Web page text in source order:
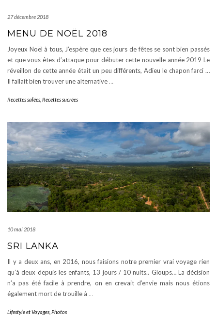
27 décembre 2018
MENU DE NOËL 2018
Joyeux Noël à tous, J’espère que ces jours de fêtes se sont bien passés
et que vous êtes d’attaque pour débuter cette nouvelle année 2019 Le
réveillon de cette année était un peu différents, Adieu le chapon farci …
Il fallait bien trouver une alternative …
Recettes salées Recettes sucrées
10 mai 2018
SRI LANKA
Il y a deux ans, en 2016, nous faisions notre premier vrai voyage rien
qu’à deux depuis les enfants, 13 jours / 10 nuits.. Gloups… La décision
n’a pas été facile à prendre, on en crevait d’envie mais nous étions
également mort de trouille à …
Lifestyle et Voyages Photos